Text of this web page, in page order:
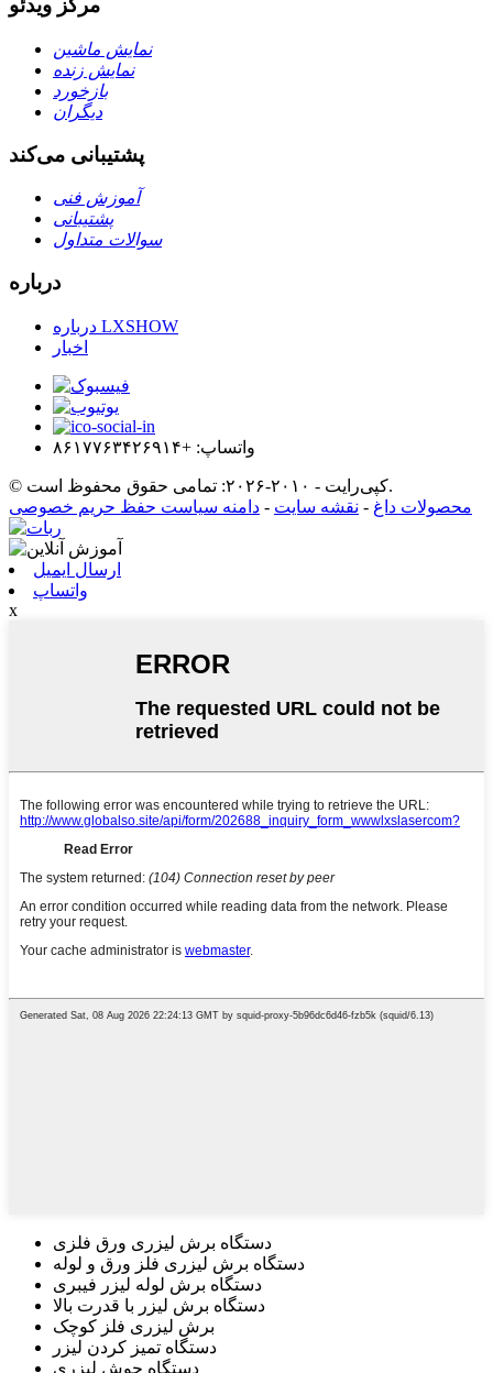
مرکز ویدئو
نمایش ماشین
نمایش زنده
بازخورد
دیگران
پشتیبانی می‌کند
آموزش فنی
پشتیبانی
سوالات متداول
درباره
درباره LXSHOW
اخبار
واتساپ: +۸۶۱۷۷۶۳۴۲۶۹۱۴
© کپی‌رایت - ۲۰۱۰-۲۰۲۶: تمامی حقوق محفوظ است.
محصولات داغ - نقشه سایت - دامنه سیاست حفظ حریم خصوصی
ارسال ایمیل
واتساپ
x
دستگاه برش لیزری ورق فلزی
دستگاه برش لیزری فلز ورق و لوله
دستگاه برش لوله لیزر فیبری
دستگاه برش لیزر با قدرت بالا
برش لیزری فلز کوچک
دستگاه تمیز کردن لیزر
دستگاه جوش لیزری